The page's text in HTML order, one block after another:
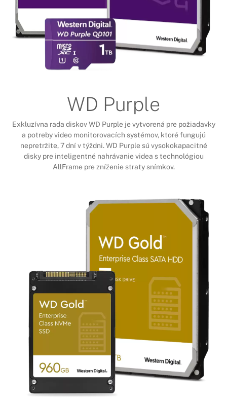
WD Purple
Exkluzívna rada diskov WD Purple je vytvorená pre požiadavky
a potreby video monitorovacích systémov, ktoré fungujú
nepretržite, 7 dní v týždni. WD Purple sú vysokokapacitné
disky pre inteligentné nahrávanie videa s technológiou
AllFrame pre zníženie straty snímkov.